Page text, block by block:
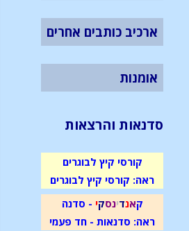
ארכיב כותבים אחרים
אומנות
סדנאות והרצאות
קורסי קיץ לבוגרים
ראה: קורסי קיץ לבוגרים
קאנדינסקי - סדנה
ראה: סדנאות - חד פעמי